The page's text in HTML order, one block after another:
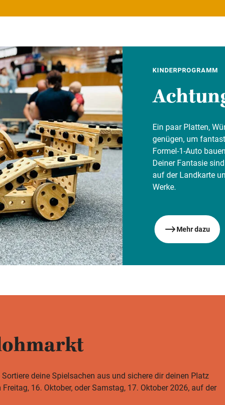
©
KINDERPROGRAMM
Ein paar Platten,
genügen, um
Formel-1-Auto
Deiner Fantasie
auf der Landkarte
Werke.
Mehr dazu
deine Spielsachen aus und sichere dir deinen Platz
16. Oktober, oder Samstag, 17. Oktober 2026, auf der